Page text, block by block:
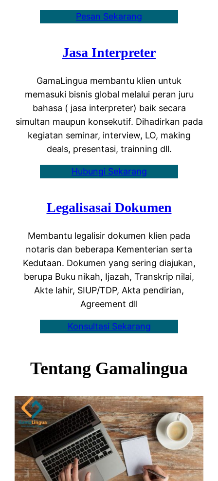
Pesan Sekarang
Jasa Interpreter
GamaLingua membantu klien untuk
memasuki bisnis global melalui peran juru
bahasa ( jasa interpreter) baik secara
simultan maupun konsekutif. Dihadirkan pada
kegiatan seminar, interview, LO, making
deals, presentasi, trainning dll.
Hubungi Sekarang
Legalisasai Dokumen
Membantu legalisir dokumen klien pada
notaris dan beberapa Kementerian serta
Kedutaan. Dokumen yang sering diajukan,
berupa Buku nikah, Ijazah, Transkrip nilai,
Akte lahir, SIUP/TDP, Akta pendirian,
Agreement dll
Konsultasi Sekarang
Tentang Gamalingua